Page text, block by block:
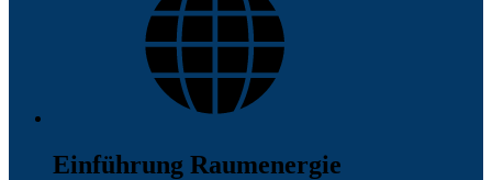
Einführung Raumenergie